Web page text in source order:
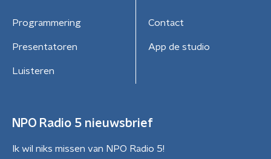
Programmering
Presentatoren
Luisteren
Contact
App de studio
NPO Radio 5 nieuwsbrief
Ik wil niks missen van NPO Radio 5!